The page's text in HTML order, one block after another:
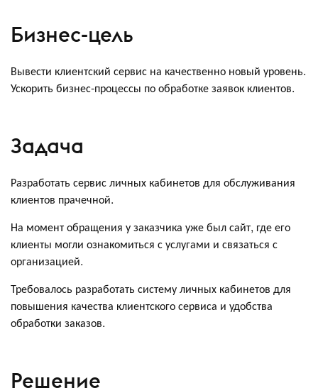
Бизнес-цель
Вывести клиентский сервис на качественно новый уровень.
Ускорить бизнес-процессы по обработке заявок клиентов.
Задача
Разработать сервис личных кабинетов для обслуживания
клиентов прачечной.
На момент обращения у заказчика уже был сайт, где его
клиенты могли ознакомиться с услугами и связаться с
организацией.
Требовалось разработать систему личных кабинетов для
повышения качества клиентского сервиса и удобства
обработки заказов.
Решение